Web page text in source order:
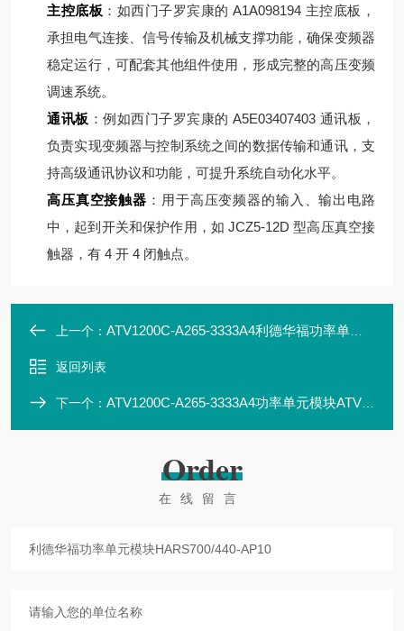
主控底板 ：如西门子罗宾康的 A1A098194 主控底板，
承担电气连接、信号传输及机械支撑功能，确保变频器
稳定运行，可配套其他组件使用，形成完整的高压变频
调速系统。
通讯板 ：例如西门子罗宾康的 A5E03407403 通讯板，
负责实现变频器与控制系统之间的数据传输和通讯，支
持高级通讯协议和功能，可提升系统自动化水平。
高压真空接触器 ：用于高压变频器的输入、输出电路
中，起到开关和保护作用，如 JCZ5-12D 型高压真空接
触器，有 4 开 4 闭触点。
上一个： ATV1200C-A265-3333A4利德华福功率单元模块HARS700/440-AN01
返回列表
下一个： ATV1200C-A265-3333A4功率单元模块ATV1200C700/430-AN01
Order
在线留言